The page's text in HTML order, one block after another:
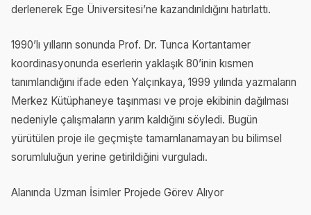
derlenerek Ege Üniversitesi’ne kazandırıldığını hatırlattı.
1990’lı yılların sonunda Prof. Dr. Tunca Kortantamer
koordinasyonunda eserlerin yaklaşık 80’inin kısmen
tanımlandığını ifade eden Yalçınkaya, 1999 yılında yazmaların
Merkez Kütüphaneye taşınması ve proje ekibinin dağılması
nedeniyle çalışmaların yarım kaldığını söyledi. Bugün
yürütülen proje ile geçmişte tamamlanamayan bu bilimsel
sorumluluğun yerine getirildiğini vurguladı.
Alanında Uzman İsimler Projede Görev Alıyor